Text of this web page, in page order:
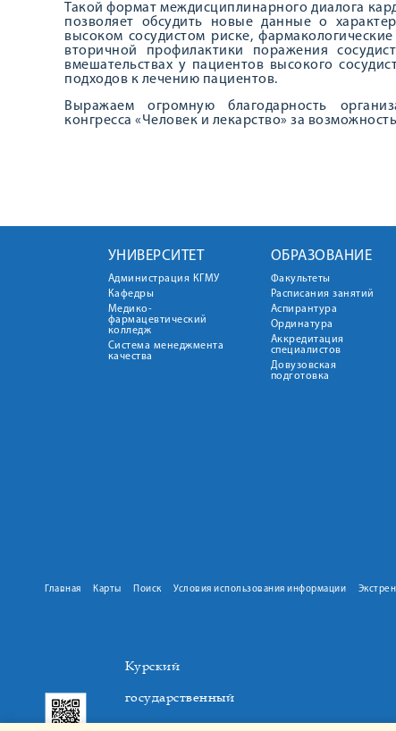
Такой формат междисциплинарного диалога
позволяет обсудить новые данные о
высоком сосудистом риске,
вторичной профилактики поражения
вмешательствах у пациентов высокого
подходов к лечению пациентов.
Выражаем огромную благодарность
конгресса «Человек и лекарство» за
УНИВЕРСИТЕТ
Администрация КГМУ
Кафедры
Медико-
фармацевтический
колледж
Система менеджмента
качества
ОБРАЗОВАНИЕ
Факультеты
Расписания занятий
Аспирантура
Ординатура
Аккредитация
специалистов
Довузовская
подготовка
Главная Карты Поиск Условия использования информации
Курский
государственный